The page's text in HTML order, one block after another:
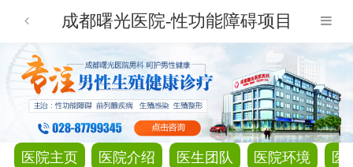
成都曙光医院-性功能障碍项目
医院主页 医院介绍 医生团队 医院环境 医